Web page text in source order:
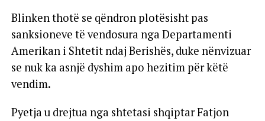
Blinken thotë se qëndron plotësisht pas
sanksioneve të vendosura nga Departamenti
Amerikan i Shtetit ndaj Berishës, duke nënvizuar
se nuk ka asnjë dyshim apo hezitim për këtë
vendim.
Pyetja u drejtua nga shtetasi shqiptar Fatjon